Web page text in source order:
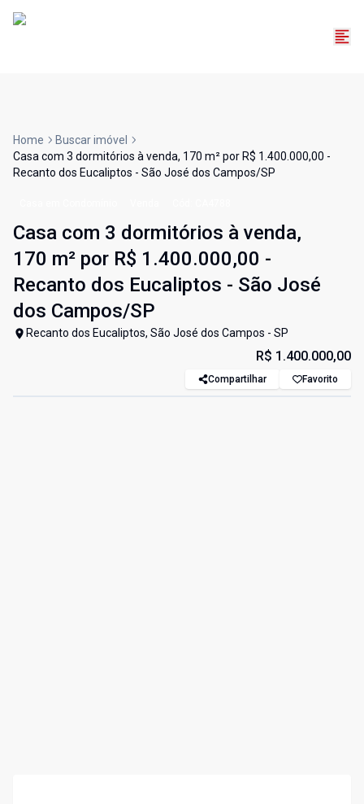
Home
Buscar imóvel
Casa com 3 dormitórios à venda, 170 m² por R$ 1.400.000,00 -
Recanto dos Eucaliptos - São José dos Campos/SP
Casa com 3 dormitórios à venda,
170 m² por R$ 1.400.000,00 -
Recanto dos Eucaliptos - São José
dos Campos/SP
Recanto dos Eucaliptos, São José dos Campos - SP
R$ 1.400.000,00
Compartilhar Favorito